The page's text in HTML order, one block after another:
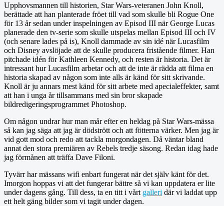
Upphovsmannen till historien, Star Wars-veteranen John Knoll,
berättade att han planterade fröet till vad som skulle bli Rogue One
för 13 år sedan under inspelningen av Episod III när George Lucas
planerade den tv-serie som skulle utspelas mellan Episod III och IV
(och senare lades på is), Knoll dammade av sin idé när Lucasfilm
och Disney avslöjade att de skulle producera fristående filmer. Han
pitchade idén för Kathleen Kennedy, och resten är historia. Det är
intressant hur Lucasfilm arbetar och att de inte är rädda att filma en
historia skapad av någon som inte alls är känd för sitt skrivande.
Knoll är ju annars mest känd för sitt arbete med apecialeffekter, samt
att han i unga år tillsammans med sin bror skapade
bildredigeringsprogrammet Photoshop.
Om någon undrar hur man mår efter en heldag på Star Wars-mässa
så kan jag säga att jag är dödstrött och att fötterna värker. Men jag är
vid gott mod och redo att tackla morgondagen. Då väntar bland
annat den stora premiären av Rebels tredje säsong. Redan idag hade
jag förmånen att träffa Dave Filoni.
Tyvärr har mässans wifi enbart fungerat när det själv känt för det.
Imorgon hoppas vi att det fungerar bättre så vi kan uppdatera er lite
under dagens gång. Till dess, ta en titt i vårt galleri där vi laddat upp
ett helt gäng bilder som vi tagit under dagen.